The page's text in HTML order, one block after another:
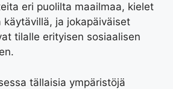
eri puolilta maailmaa, kielet
ja jokapäiväiset
tilalle erityisen sosiaalisen
tällaisia ympäristöjä